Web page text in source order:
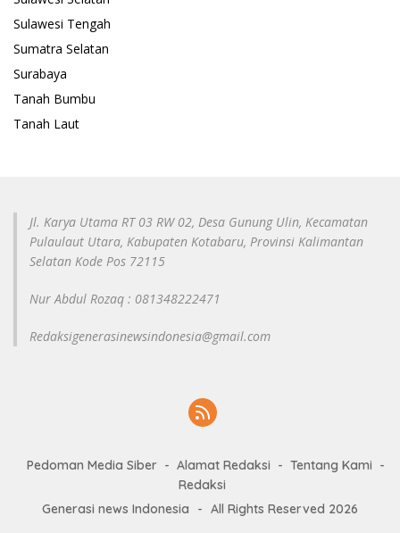
Sulawesi Tengah
Sumatra Selatan
Surabaya
Tanah Bumbu
Tanah Laut
Jl. Karya Utama RT 03 RW 02, Desa Gunung Ulin, Kecamatan
Pulaulaut Utara, Kabupaten Kotabaru, Provinsi Kalimantan
Selatan Kode Pos 72115
Nur Abdul Rozaq : 081348222471
Redaksigenerasinewsindonesia@gmail.com
Pedoman Media Siber Alamat Redaksi
Tentang Kami
Redaksi
Generasi news Indonesia
- All Rights Reserved 2026